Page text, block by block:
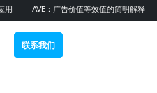
AVE：广告价值等效值的简明解释 提升
联系我们